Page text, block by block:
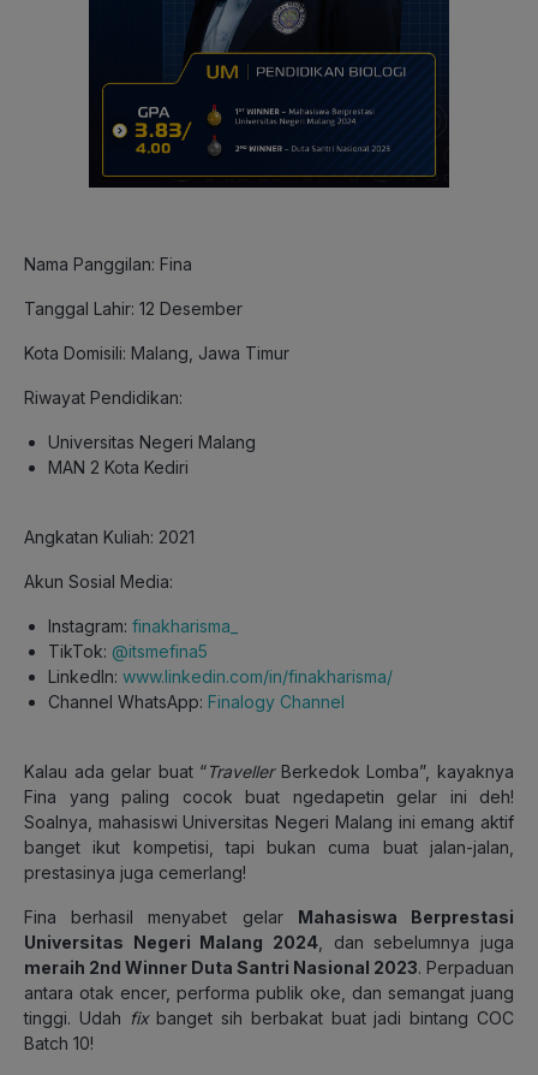
Nama Panggilan: Fina
Tanggal Lahir: 12 Desember
Kota Domisili: Malang, Jawa Timur
Riwayat Pendidikan:
Universitas Negeri Malang
MAN 2 Kota Kediri
Angkatan Kuliah: 2021
Akun Sosial Media:
Instagram: finakharisma_
TikTok: @itsmefina5
LinkedIn: www.linkedin.com/in/finakharisma/
Channel WhatsApp: Finalogy Channel
Kalau ada gelar buat “TravellerBerkedok Lomba”, kayaknya
Fina yang paling cocok buat ngedapetin gelar ini deh!
Soalnya, mahasiswi Universitas Negeri Malang ini emang aktif
banget ikut kompetisi, tapi bukan cuma buat jalan-jalan,
prestasinya juga cemerlang!
Fina berhasil menyabet gelar Mahasiswa Berprestasi
Universitas Negeri Malang 2024 , dan sebelumnya juga
meraih 2nd Winner Duta Santri Nasional 2023. Perpaduan
antara otak encer, performa publik oke, dan semangat juang
tinggi. Udah fixbanget sih berbakat buat jadi bintang COC
Batch 10!